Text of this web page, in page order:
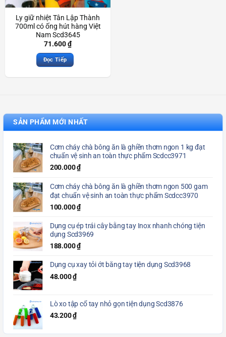
Ly giữ nhiệt Tân Lập Thành
700ml có ống hút hàng Việt
Nam Scd3645
71.600₫
Đọc Tiếp
SẢN PHẨM MỚI NHẤT
Cơm cháy chà bông ăn là ghiền thơm ngon 1 kg đạt
chuẩn vệ sinh an toàn thực phẩm Scdcc3971
200.000₫
Cơm cháy chà bông ăn là ghiền thơm ngon 500 gam
đạt chuẩn vệ sinh an toàn thực phẩm Scdcc3970
100.000₫
Dụng cụ ép trái cây bằng tay Inox nhanh chóng tiện
dụng Scd3969
188.000₫
Dụng cụ xay tỏi ớt bằng tay tiện dụng Scd3968
48.000₫
Lò xo tập cổ tay nhỏ gọn tiện dụng Scd3876
43.200₫